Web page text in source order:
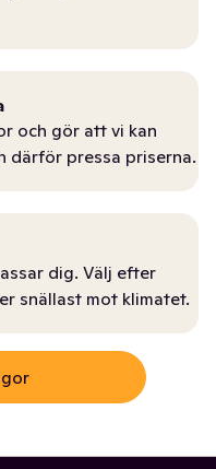
och gör att vi kan
därför pressa priserna.
dig. Välj efter
snällast mot klimatet.